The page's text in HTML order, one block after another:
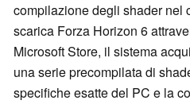
compilazione degli shader nel
scarica Forza Horizon 6
Microsoft Store, il sistema
una serie precompilata di
specifiche esatte del PC e la